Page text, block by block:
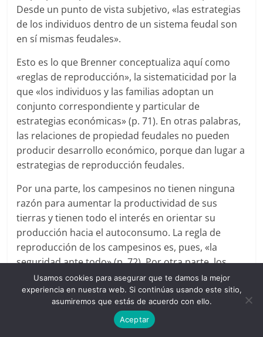
Desde un punto de vista subjetivo, «las estrategias
de los individuos dentro de un sistema feudal son
en sí mismas feudales».
Esto es lo que Brenner conceptualiza aquí como
«reglas de reproducción», la sistematicidad por la
que «los individuos y las familias adoptan un
conjunto correspondiente y particular de
estrategias económicas» (p. 71). En otras palabras,
las relaciones de propiedad feudales no pueden
producir desarrollo económico, porque dan lugar a
estrategias de reproducción feudales.
Por una parte, los campesinos no tienen ninguna
razón para aumentar la productividad de sus
tierras y tienen todo el interés en orientar su
producción hacia el autoconsumo. La regla de
reproducción de los campesinos es, pues, «la
seguridad ante todo» (p. 72). Por otra parte, los
señores no pueden aumentar la productividad de
la tierra, ya que los campesinos no tienen ningún
incentivo para hacerlo. En resumen, fue reforzando
su potencial militar, por medios extraeconómicos,
Usamos cookies para asegurar que te damos la mejor
experiencia en nuestra web. Si continúas usando este sitio,
asumiremos que estás de acuerdo con ello.
Aceptar